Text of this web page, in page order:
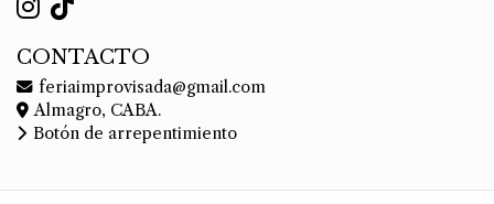
CONTACTO
feriaimprovisada@gmail.com
Almagro, CABA.
Botón de arrepentimiento